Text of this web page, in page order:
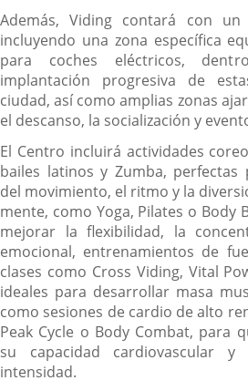
Además, Viding contará con un
incluyendo una zona específica
para coches eléctricos,
implantación progresiva de
ciudad, así como amplias zonas
el descanso, la socialización y
El Centro incluirá actividades
bailes latinos y Zumba, perfectas
del movimiento, el ritmo y la
mente, como Yoga, Pilates o Body
mejorar la flexibilidad, la
emocional, entrenamientos de
clases como Cross Viding, Vital
ideales para desarrollar masa
como sesiones de cardio de alto
Peak Cycle o Body Combat, para
su capacidad cardiovascular
intensidad.